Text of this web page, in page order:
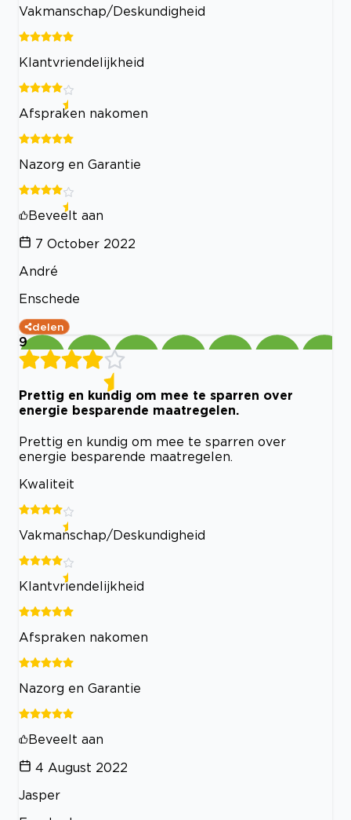
Vakmanschap/Deskundigheid
Klantvriendelijkheid
Afspraken nakomen
Nazorg en Garantie
Beveelt aan
7 October 2022
André
Enschede
delen
9
Prettig en kundig om mee te sparren over
energie besparende maatregelen.
Prettig en kundig om mee te sparren over
energie besparende maatregelen.
Kwaliteit
Vakmanschap/Deskundigheid
Klantvriendelijkheid
Afspraken nakomen
Nazorg en Garantie
Beveelt aan
4 August 2022
Jasper